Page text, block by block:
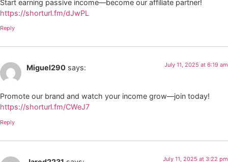
Start earning passive income—become our affiliate partner!
https://shorturl.fm/dJwPL
Reply
Miguel290 says: July 11, 2025 at 6:19 am
Promote our brand and watch your income grow—join today!
https://shorturl.fm/CWeJ7
Reply
July 11, 2025 at 3:22 pm